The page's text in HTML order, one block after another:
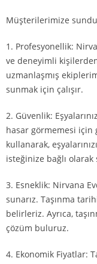
Müşterilerimize
1. Profesyonellik:
ve deneyimli kişilerden
uzmanlaşmış
sunmak için çalışır.
2. Güvenlik:
hasar görmemesi için
kullanarak,
isteğinize bağlı
3. Esneklik: Nirvana
sunarız. Taşınma
belirleriz. Ayrıca,
çözüm buluruz.
4. Ekonomik Fiyatlar: